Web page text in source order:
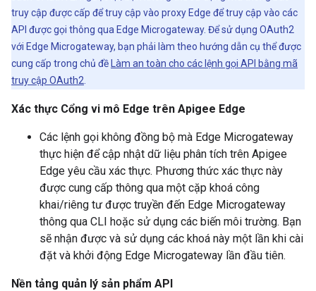
truy cập được cấp để truy cập vào proxy Edge để truy cập vào các
API được gọi thông qua Edge Microgateway. Để sử dụng OAuth2
với Edge Microgateway, bạn phải làm theo hướng dẫn cụ thể được
cung cấp trong chủ đề
Làm an toàn cho các lệnh gọi API bằng mã
truy cập OAuth2
Xác thực Cổng vi mô Edge trên Apigee Edge
Các lệnh gọi không đồng bộ mà Edge Microgateway
thực hiện để cập nhật dữ liệu phân tích trên Apigee
Edge yêu cầu xác thực. Phương thức xác thực này
được cung cấp thông qua một cặp khoá công
khai/riêng tư được truyền đến Edge Microgateway
thông qua CLI hoặc sử dụng các biến môi trường. Bạn
sẽ nhận được và sử dụng các khoá này một lần khi cài
đặt và khởi động Edge Microgateway lần đầu tiên.
Nền tảng quản lý sản phẩm API